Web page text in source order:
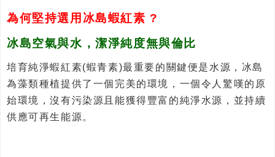
為何堅持選用冰島蝦紅素 ?
冰島空氣與水，潔淨純度無與倫比
培育純淨蝦紅素(蝦青素)最重要的關鍵便是水源，冰島
為藻類種植提供了一個完美的環境，一個令人驚嘆的原
始環境，沒有污染源且能獲得豐富的純淨水源，並持續
供應可再生能源。